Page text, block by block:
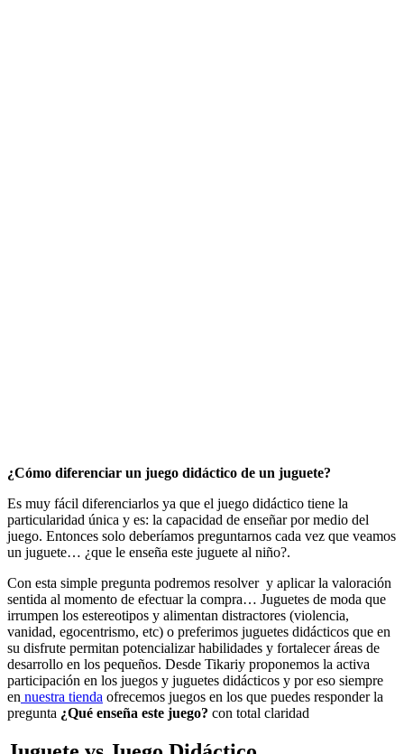
¿Cómo diferenciar un juego didáctico de un juguete?
Es muy fácil diferenciarlos ya que el juego didáctico tiene la
particularidad única y es: la capacidad de enseñar por medio del
juego. Entonces solo deberíamos preguntarnos cada vez que veamos
un juguete… ¿que le enseña este juguete al niño?.
Con esta simple pregunta podremos resolver y aplicar la valoración
sentida al momento de efectuar la compra… Juguetes de moda que
irrumpen los estereotipos y alimentan distractores (violencia,
vanidad, egocentrismo, etc) o preferimos juguetes didácticos que en
su disfrute permitan potencializar habilidades y fortalecer áreas de
desarrollo en los pequeños. Desde Tikariy proponemos la activa
participación en los juegos y juguetes didácticos y por eso siempre
en nuestra tienda ofrecemos juegos en los que puedes responder la
pregunta ¿Qué enseña este juego? con total claridad